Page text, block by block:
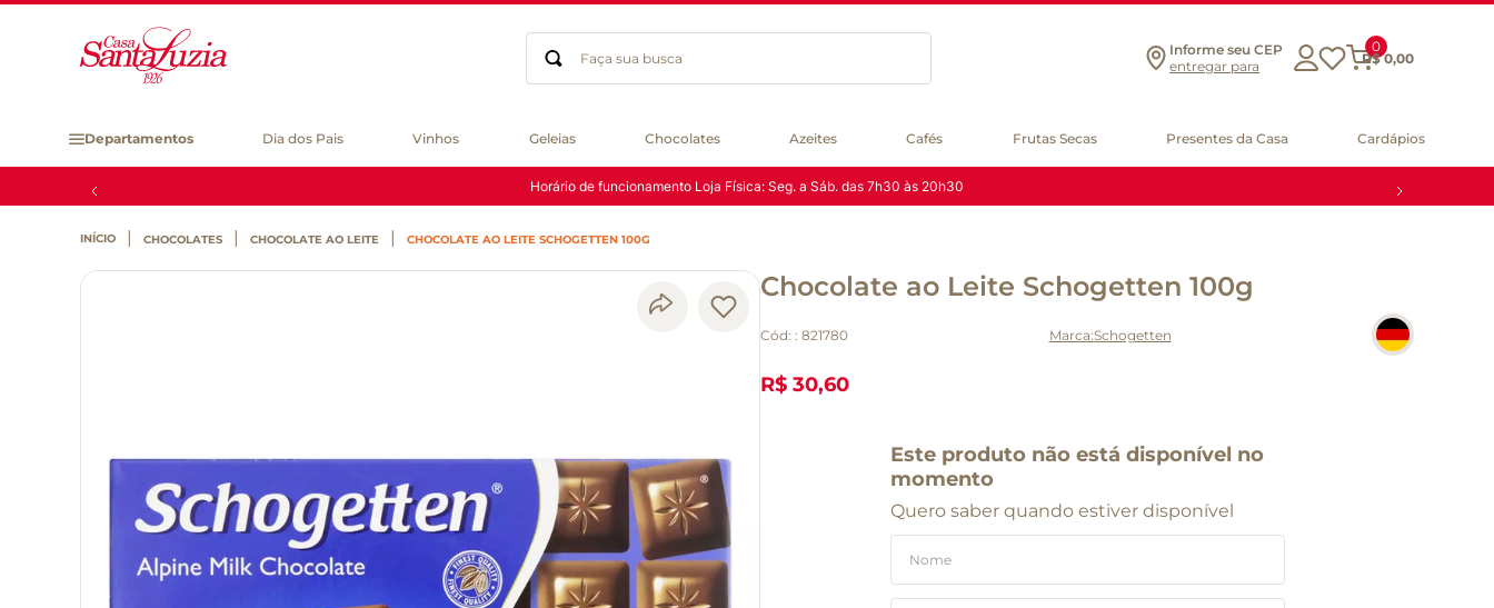
Faça sua busca
Informe seu CEP
entregar para
0
R$ 0,00
Departamentos Dia dos Pais Vinhos Geleias Chocolates Azeites Cafés Frutas Secas Presentes da Casa Cardápios
Horário de funcionamento Loja Física: Seg. a Sáb. das 7h30 às 20h30
CHOCOLATES CHOCOLATE AO LEITE CHOCOLATE AO LEITE SCHOGETTEN 100G
Chocolate ao Leite Schogetten 100g
Cód: : 821780 Schogetten
R$ 30,60
Este produto não está disponível no
momento
Quero saber quando estiver disponível
gluten
chá